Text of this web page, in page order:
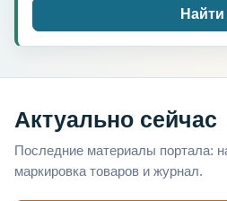
Найти
Актуально сейчас
Последние материалы портала:
маркировка товаров и журнал.